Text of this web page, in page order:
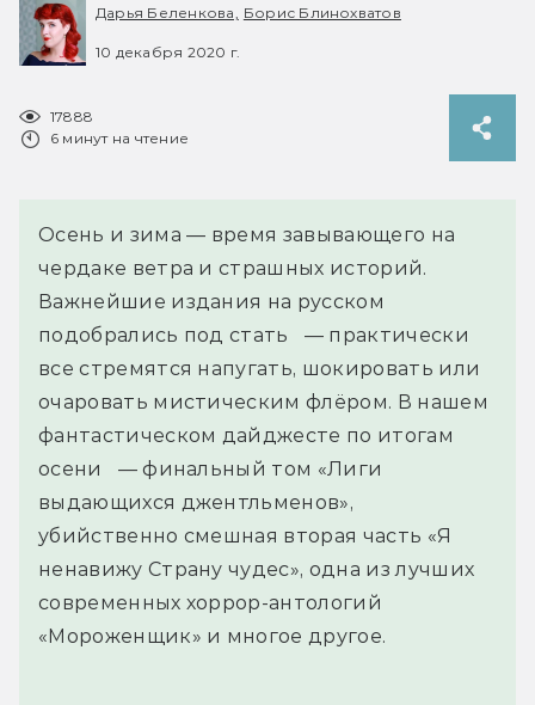
Дарья Беленкова, Борис Блинохватов
10 декабря 2020 г.
17888
6 минут на чтение
Осень и зима — время завывающего на
чердаке ветра и страшных историй.
Важнейшие издания на русском
подобрались под стать — практически
все стремятся напугать, шокировать или
очаровать мистическим флёром. В нашем
фантастическом дайджесте по итогам
осени — финальный том «Лиги
выдающихся джентльменов»,
убийственно смешная вторая часть «Я
ненавижу Страну чудес», одна из лучших
современных хоррор-антологий
«Мороженщик» и многое другое.